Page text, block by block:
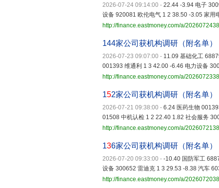
2026-07-24 09:14:00 - 22.44 -3.94 电子
设备 920081 欧伦电气 1 2 38.50 -3.05 家用
http://finance.eastmoney.com/a/
144家公司获机构调研（附名单）
2026-07-23 09:07:00 - 11.09 基础化工
001393 维通利 1 3 42.00 -6.46 电力设备
http://finance.eastmoney.com/a/
152家公司获机构调研（附名单）
2026-07-21 09:38:00 - 6.24 医药生物
01508 中机认检 1 2 22.40 1.82 社会服务
http://finance.eastmoney.com/a/
136家公司获机构调研（附名单）
2026-07-20 09:33:00 - -10.40 国防军工
设备 300652 雷迪克 1 3 29.53 -8.38 汽车
http://finance.eastmoney.com/a/